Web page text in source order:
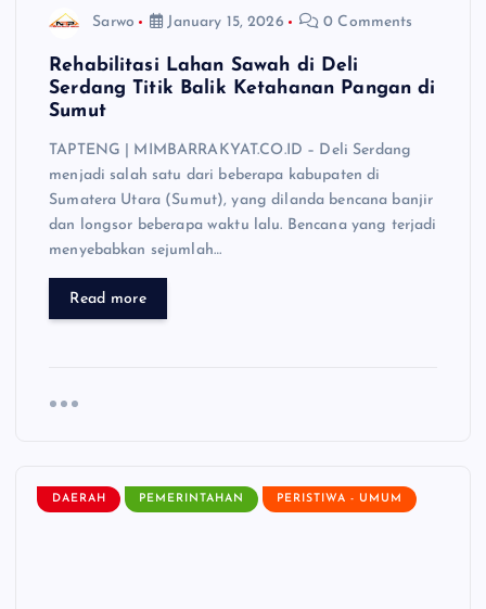
Sarwo January 15, 2026 0 Comments
Rehabilitasi Lahan Sawah di Deli
Serdang Titik Balik Ketahanan Pangan di
Sumut
TAPTENG | MIMBARRAKYAT.CO.ID – Deli Serdang
menjadi salah satu dari beberapa kabupaten di
Sumatera Utara (Sumut), yang dilanda bencana banjir
dan longsor beberapa waktu lalu. Bencana yang terjadi
menyebabkan sejumlah…
Read more
DAERAH PEMERINTAHAN PERISTIWA - UMUM